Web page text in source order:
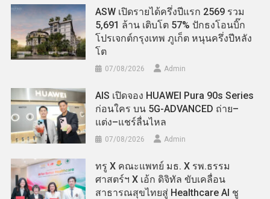
ASW เปิดรายได้ครึ่งปีแรก 2569 รวม
5,691 ล้าน เติบโต 57% ปักธงโอนบิ๊ก
โปรเจกต์กรุงเทพ ภูเก็ต หนุนครึ่งปีหลัง
โต
07/08/2026 Admin
AIS เปิดจอง HUAWEI Pura 90s Series
ก่อนใคร บน 5G-ADVANCED ถ่าย–
แต่ง–แชร์ลื่นไหล
07/08/2026 Admin
ทรู X คณะแพทย์ มธ. X รพ.ธรรม
ศาสตร์ฯ X เอ้ก ดิจิทัล ขับเคลื่อน
สาธารณสุขไทยสู่ Healthcare AI ชู